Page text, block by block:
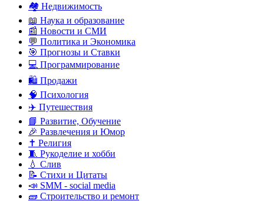
🏘️ Недвижимость
📖 Наука и образование
📰 Новости и СМИ
💬 Политика и Экономика
🎯 Прогнозы и Ставки
💻 Программирование
🛍️ Продажи
🧠 Психология
✈️ Путешествия
📘 Развитие, Обучение
🎉 Развлечения и Юмор
✝️ Религия
🧵 Рукоделие и хобби
💧 Слив
📝 Стихи и Цитаты
📣 SMM - social media
🧱 Строительство и ремонт